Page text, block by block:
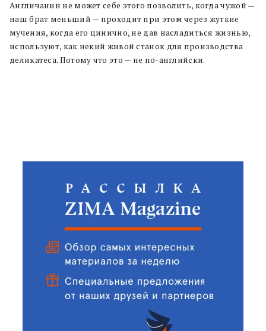
Англичанин не может себе этого позволить, когда чужой —
наш брат меньший — проходит при этом через жуткие
мучения, когда его цинично, не дав насладиться жизнью,
используют, как некий живой станок для производства
деликатеса. Потому что это — не по-английски.